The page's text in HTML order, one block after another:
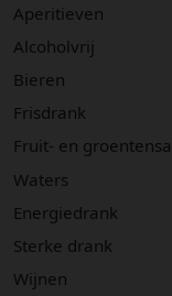
Aperitieven
Alcoholvrij
Bieren
Frisdrank
Fruit- en
Waters
Energiedrank
Sterke drank
Wijnen